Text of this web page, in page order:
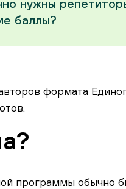
нужны
баллы?
формата
программы обычно